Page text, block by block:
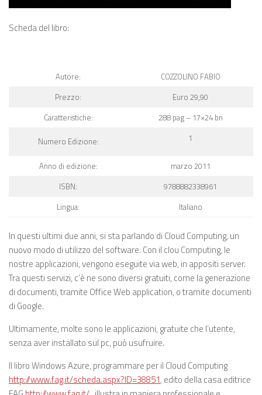
Scheda del libro:
Autore:
COZZOLINO FABIO
Prezzo:
Euro 29,90
Caratteristiche:
288 pag – 17×24 bn
Numero Edizione: 1
Anno di edizione:
marzo 2011
ISBN:
9788882338961
Lingua:
Italiano
In questi ultimi due anni, si sta parlando di Cloud Computing, un
nuovo modo di utilizzo del software. Con il clou Computing, le
nostre applicazioni, vengono eseguite via web, in appositi server.
Tra questi servizi, c’è ne sono diversi gratuiti, come la generazione
di documenti, tramite Office Web application, o tramite documenti
di Google.
Ultimamente, molte sono le applicazioni, gratuite che l’utente,
senza aver installato sul pc, può usufruire.
Il libro Windows Azure, programmare per il Cloud Computing
http://www.fag.it/scheda.aspx?ID=38851, edito della casa editrice